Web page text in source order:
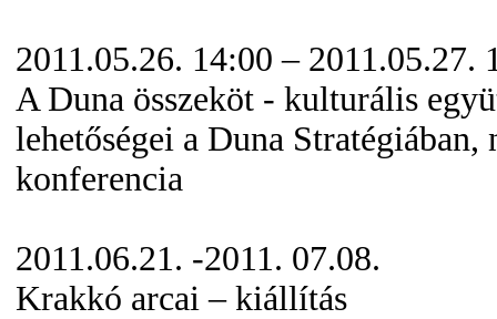
2011.05.26. 14:00 – 2011.05.27.
A Duna összeköt - kulturális
lehetőségei a Duna Stratégiában,
konferencia
2011.06.21. -2011. 07.08.
Krakkó arcai – kiállítás